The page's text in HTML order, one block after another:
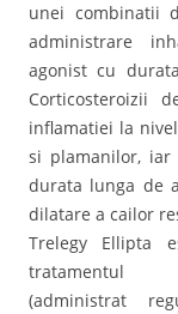
unei combinatii
administrare
agonist cu
Corticosteroizii
inflamatiei la
si plamanilor, iar
durata lunga de
dilatare a cailor
Trelegy Ellipta
tratamentul
(administrat